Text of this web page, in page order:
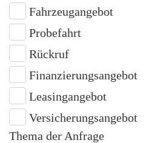
Fahrzeugangebot
Probefahrt
Rückruf
Finanzierungsangebot
Leasingangebot
Versicherungsangebot
Thema der Anfrage